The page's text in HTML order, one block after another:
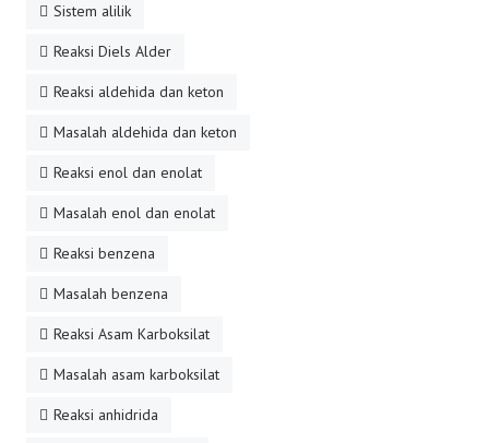
Sistem alilik
Reaksi Diels Alder
Reaksi aldehida dan keton
Masalah aldehida dan keton
Reaksi enol dan enolat
Masalah enol dan enolat
Reaksi benzena
Masalah benzena
Reaksi Asam Karboksilat
Masalah asam karboksilat
Reaksi anhidrida